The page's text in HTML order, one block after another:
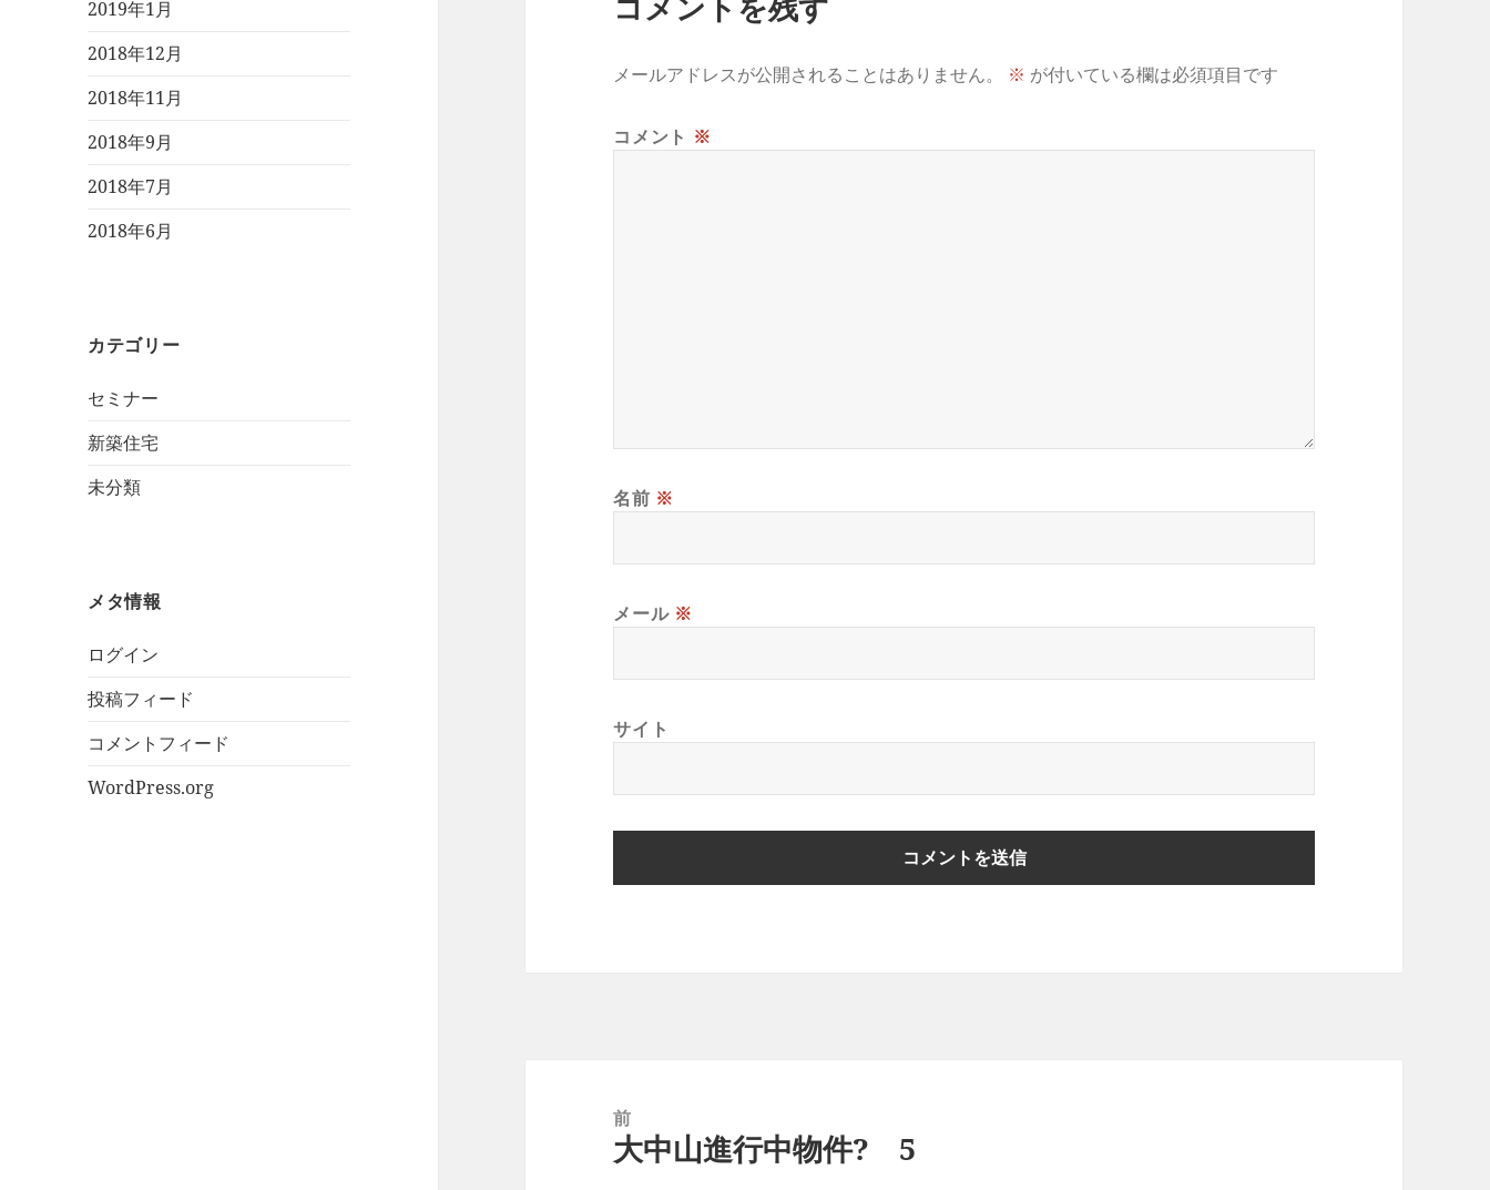
2019年1月
2018年12月
2018年11月
2018年9月
2018年7月
2018年6月
カテゴリー
セミナー
新築住宅
未分類
メタ情報
ログイン
投稿フィード
コメントフィード
WordPress.org
メールアドレスが公開されることはありません。 ※ が付いている欄は必須項目です
コメント ※
名前 ※
メール ※
サイト
前
前
大中山進行中物件? 5